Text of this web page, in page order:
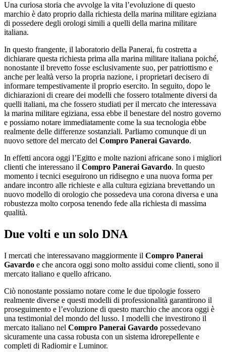
Una curiosa storia che avvolge la vita l’evoluzione di questo
marchio è dato proprio dalla richiesta della marina militare egiziana
di possedere degli orologi simili a quelli della marina militare
italiana.
In questo frangente, il laboratorio della Panerai, fu costretta a
dichiarare questa richiesta prima alla marina militare italiana poiché,
nonostante il brevetto fosse esclusivamente suo, per patriottismo e
anche per lealtà verso la propria nazione, i proprietari decisero di
informare tempestivamente il proprio esercito. In seguito, dopo le
dichiarazioni di creare dei modelli che fossero totalmente diversi da
quelli italiani, ma che fossero studiati per il mercato che interessava
la marina militare egiziana, essa ebbe il benestare del nostro governo
e possiamo notare immediatamente come la sua tecnologia ebbe
realmente delle differenze sostanziali. Parliamo comunque di un
nuovo settore del mercato del Compro Panerai Gavardo.
In effetti ancora oggi l’Egitto e molte nazioni africane sono i migliori
clienti che interessano il Compro Panerai Gavardo. In questo
momento i tecnici eseguirono un ridisegno e una nuova forma per
andare incontro alle richieste e alla cultura egiziana brevettando un
nuovo modello di orologio che possedeva una corona diversa e una
robustezza molto corposa tenendo fede alla richiesta di massima
qualità.
Due volti e un solo DNA
I mercati che interessavano maggiormente il Compro Panerai
Gavardo e che ancora oggi sono molto assidui come clienti, sono il
mercato italiano e quello africano.
Ciò nonostante possiamo notare come le due tipologie fossero
realmente diverse e questi modelli di professionalità garantirono il
proseguimento e l’evoluzione di questo marchio che ancora oggi è
una testimonial del mondo del lusso. I modelli che investirono il
mercato italiano nel Compro Panerai Gavardo possedevano
sicuramente una cassa robusta con un sistema idrorepellente e
completi di Radiomir e Luminor.